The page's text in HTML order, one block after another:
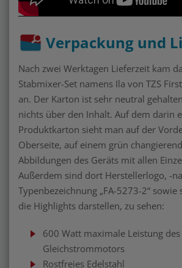
Verpackung und
Nach zwei Werktagen Lieferzeit kam
Stabmixer-Set namens Ila von TZS
an. Der Karton ist sehr neutral
nichts über den Inhalt. Auf dem darin
Produktkarton sieht man auf der
Oberseite, auf einem grün
Abbildungen des Geräts mit allen
Außerdem sind dort Herstellerlogo, -
Typenbezeichnung „FA-5273-2“ sowie
die Highlights darstellen, zu sehen:
600 Watt maximale Leistung des
Gleichstrommotors
Rostfreies Edelstahl